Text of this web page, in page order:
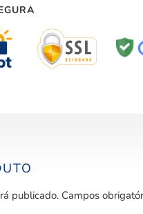
publicado. Campos